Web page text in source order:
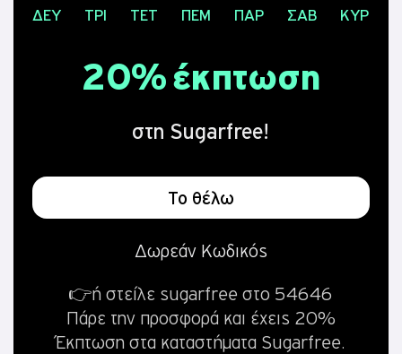
ΕΝΕΡΓΟΠΟΙΗΣΗ SIM
ΕΛΑ ΣΤΟ CU
ALL
ΤΕΤ ΠΕΜ ΠΑΡ
CU AROUND
ΔΕΥ ΤΡΙ ΤΕΤ ΠΕΜ ΠΑΡ ΣΑΒ ΚΥΡ
20% έκπτωση
στη Sugarfree!
Το θέλω
Δωρεάν Κωδικός
👉ή στείλε sugarfree στο 54646
Πάρε την προσφορά και έχεις 20%
Έκπτωση στα καταστήματα Sugarfree.